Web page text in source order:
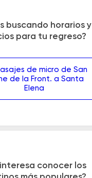
buscando horarios y
para tu regreso?
de micro de San
de la Front. a Santa
Elena
interesa conocer los